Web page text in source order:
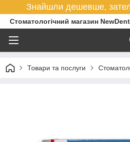
Знайшли дешевше,
Стоматологічний магазин
Товари та послуги